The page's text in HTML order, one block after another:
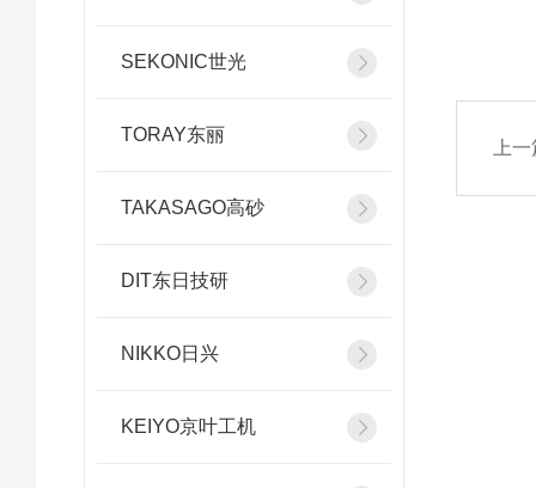
SEKONIC世光
TORAY东丽
TAKASAGO高砂
DIT东日技研
NIKKO日兴
KEIYO京叶工机
上